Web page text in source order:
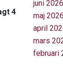
juni 2026
maj 2026
april
mars
februari
4